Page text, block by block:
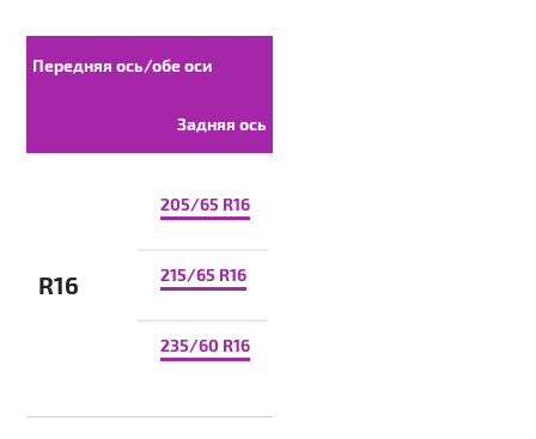
Передняя ось/обе оси
Задняя ось
R16
205/65 R16
215/65 R16
235/60 R16